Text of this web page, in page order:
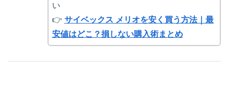
い
👉 サイベックス メリオを安く買う方法｜最
安値はどこ？損しない購入術まとめ